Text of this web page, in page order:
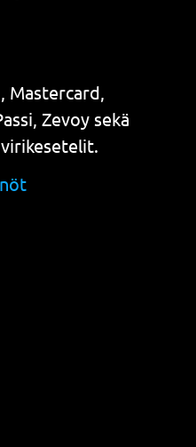
Zevoy sekä